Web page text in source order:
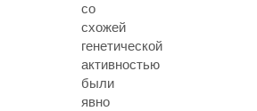
со
схожей
генетической
активностью
были
явно